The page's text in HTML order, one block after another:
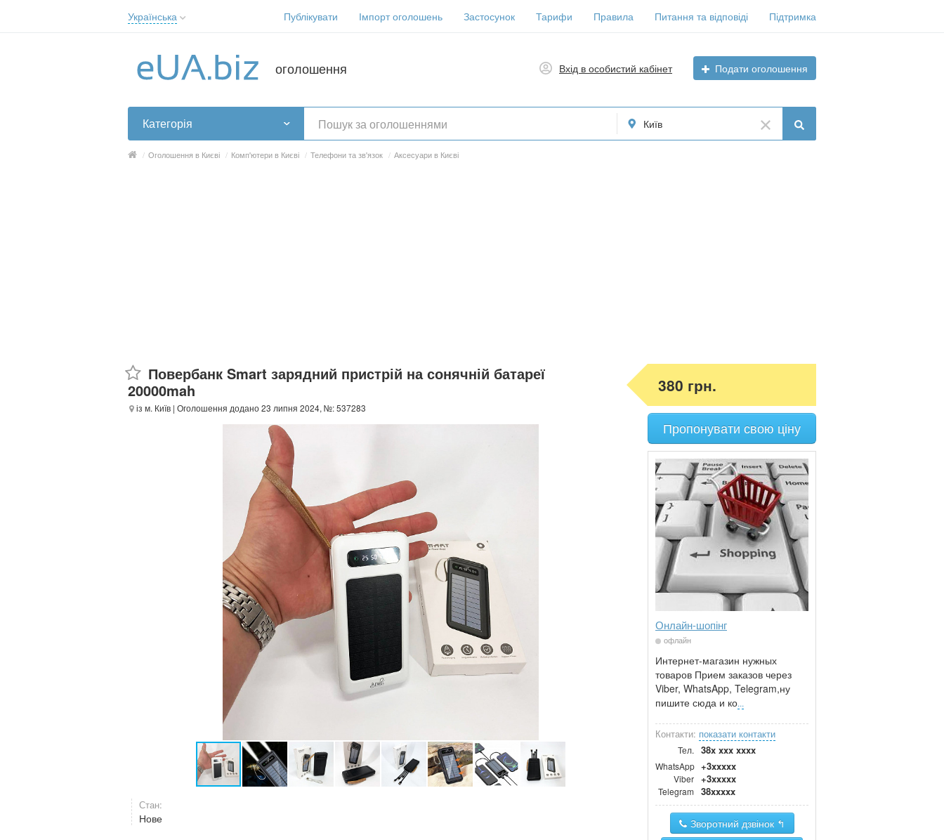
Українська
Українська
Публікувати Імпорт оголошень Застосунок Тарифи Правила Питання та відповіді Підтримка
оголошення Вхід в особистий кабінет Подати оголошення
Категорія Київ
/ Оголошення в Києві / Комп'ютери в Києві / Телефони та зв'язок / Аксесуари в Києві
Повербанк Smart зарядний пристрій на сонячній батареї
20000mah
із м. Київ | Оголошення додано 23 липня 2024, №: 537283
Стан:
Нове
380 грн.
Пропонувати свою ціну
Онлайн-шопінг
офлайн
Интернет-магазин нужных
товаров Прием заказов через
Viber, WhatsApp, Telegram,ну
пишите сюда и ко...
Контакти: показати контакти
Тел. 38x xxx xxxx
WhatsApp +3xxxxx
Viber +3xxxxx
Telegram 38xxxxx
Зворотний дзвінок ↰